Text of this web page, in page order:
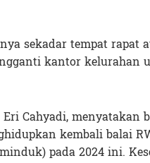
sekadar tempat rapat
kantor kelurahan
Cahyadi, menyatakan
kembali balai
pada 2024 ini.